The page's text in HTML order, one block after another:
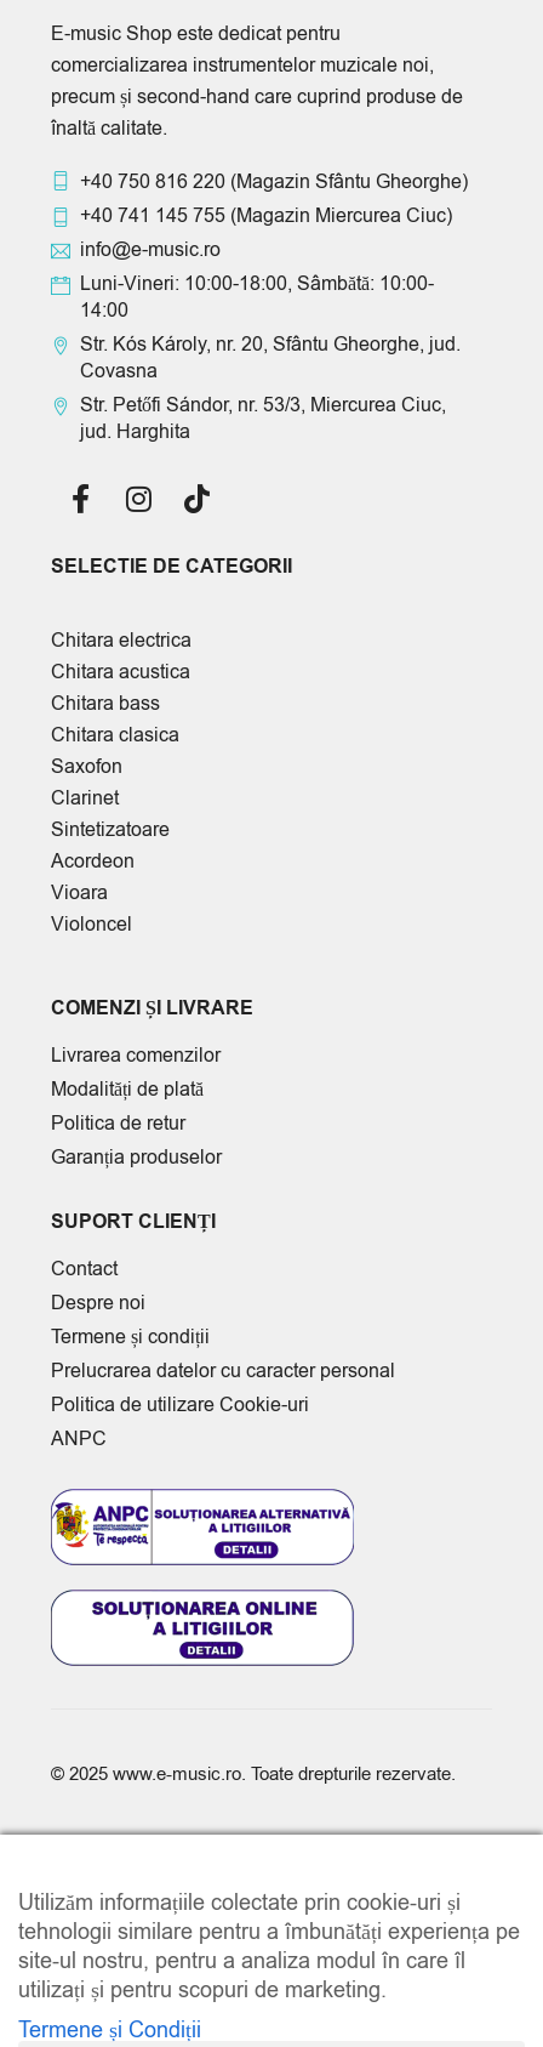
E-music Shop este dedicat pentru
comercializarea instrumentelor muzicale noi,
precum și second-hand care cuprind produse de
înaltă calitate.
+40 750 816 220 (Magazin Sfântu Gheorghe)
+40 741 145 755 (Magazin Miercurea Ciuc)
info@e-music.ro
Luni-Vineri: 10:00-18:00, Sâmbătă: 10:00-
14:00
Str. Kós Károly, nr. 20, Sfântu Gheorghe, jud.
Covasna
Str. Petőfi Sándor, nr. 53/3, Miercurea Ciuc,
jud. Harghita
SELECTIE DE CATEGORII
Chitara electrica
Chitara acustica
Chitara bass
Chitara clasica
Saxofon
Clarinet
Sintetizatoare
Acordeon
Vioara
Violoncel
COMENZI ȘI LIVRARE
Livrarea comenzilor
Modalități de plată
Politica de retur
Garanția produselor
SUPORT CLIENȚI
Contact
Despre noi
Termene și condiții
Prelucrarea datelor cu caracter personal
Politica de utilizare Cookie-uri
ANPC
© 2025 www.e-music.ro. Toate drepturile rezervate.
Utilizăm informațiile colectate prin cookie-uri și
tehnologii similare pentru a îmbunătăți experiența pe
site-ul nostru, pentru a analiza modul în care îl
utilizați și pentru scopuri de marketing.
Termene și Condiții
COMPARE (0)